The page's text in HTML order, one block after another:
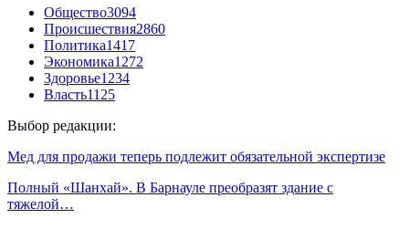
Общество3094
Происшествия2860
Политика1417
Экономика1272
Здоровье1234
Власть1125
Выбор редакции:
Мед для продажи теперь подлежит обязательной экспертизе
Полный «Шанхай». В Барнауле преобразят здание с
тяжелой…